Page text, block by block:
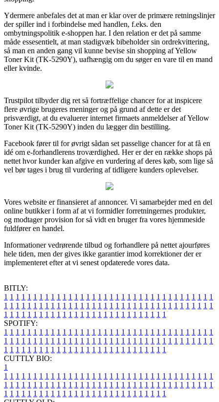
Ydermere anbefales det at man er klar over de primære retningslinjer
der spiller ind i forbindelse med handlen, f.eks. den
ombytningspolitik e-shoppen har. I den relation er det på samme
måde essesentielt, at man stadigvæk bibeholder sin ordrekvittering,
så man en anden gang vil kunne bevise sin shopping af Yellow
Toner Kit (TK-5290Y), uafhængig om du søger en vare til en mand
eller kvinde.
Trustpilot tilbyder dig ret så fortræffelige chancer for at inspicere
flere øvrige brugeres meninger og på grund af dette er det
prisværdigt, at du evaluerer internet firmaets anmeldelser af Yellow
Toner Kit (TK-5290Y) inden du lægger din bestilling.
Facebook fører til for øvrigt sådan set passelige chancer for at få en
idé om e-forhandlerens troværdighed. Her er der en række shops på
nettet hvor kunder kan afgive en vurdering af deres køb, som lige så
vel bør tages i brug til vurdering af tidligere kunders oplevelser.
Vores website er finansieret af annoncer. Vi samarbejder med en del
online butikker i form af at vi formidler forretningernes produkter,
og modtager provision for så vidt en bruger fra vores hjemmeside
fuldfører en handel.
Informationer vedrørende tilbud og forhandlere på nettet ajourføres
hele tiden, men der gives ikke garantier imod korrektioner der er
implementeret efter at vi senest opdaterede vores data.
BITLY:
1 1 1 1 1 1 1 1 1 1 1 1 1 1 1 1 1 1 1 1 1 1 1 1 1 1 1 1 1 1 1 1 1 1 1 1
1 1 1 1 1 1 1 1 1 1 1 1 1 1 1 1 1 1 1 1 1 1 1 1 1 1 1 1 1 1 1 1 1 1 1 1
1 1 1 1 1 1 1 1 1 1 1 1 1 1 1 1 1 1 1 1 1 1 1 1 1 1 1 1
SPOTIFY:
1 1 1 1 1 1 1 1 1 1 1 1 1 1 1 1 1 1 1 1 1 1 1 1 1 1 1 1 1 1 1 1 1 1 1 1
1 1 1 1 1 1 1 1 1 1 1 1 1 1 1 1 1 1 1 1 1 1 1 1 1 1 1 1 1 1 1 1 1 1 1 1
1 1 1 1 1 1 1 1 1 1 1 1 1 1 1 1 1 1 1 1 1 1 1 1 1 1 1 1
CUTTLY BIO:
1
1 1 1 1 1 1 1 1 1 1 1 1 1 1 1 1 1 1 1 1 1 1 1 1 1 1 1 1 1 1 1 1 1 1 1 1
1 1 1 1 1 1 1 1 1 1 1 1 1 1 1 1 1 1 1 1 1 1 1 1 1 1 1 1 1 1 1 1 1 1 1 1
1 1 1 1 1 1 1 1 1 1 1 1 1 1 1 1 1 1 1 1 1 1 1 1 1 1 1 1